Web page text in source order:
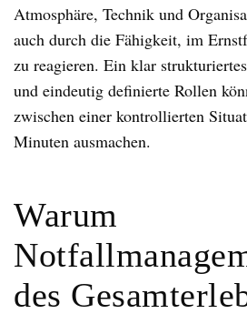
Atmosphäre, Technik und
auch durch die Fähigkeit, im
zu reagieren. Ein klar
und eindeutig definierte Rollen
zwischen einer kontrollierten
Minuten ausmachen.
Warum
des